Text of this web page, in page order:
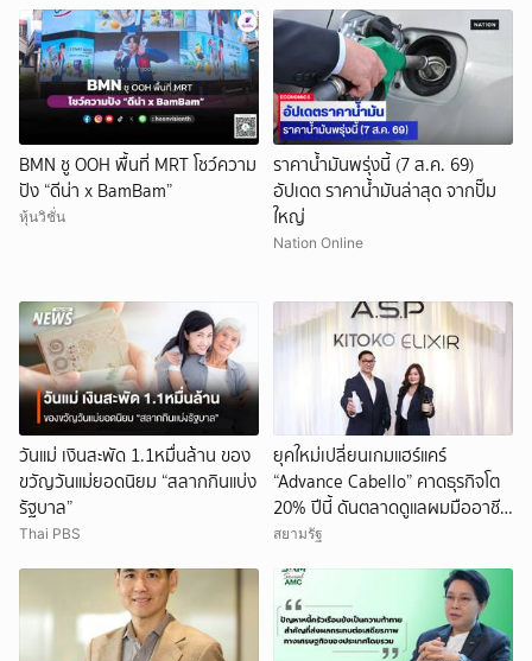
BMN ชู OOH พื้นที่ MRT โชว์ความ
ปัง “ดีน่า x BamBam”
หุ้นวิชั่น
ราคาน้ำมันพรุ่งนี้ (7 ส.ค. 69)
อัปเดต ราคาน้ำมันล่าสุด จากปั๊ม
ใหญ่
Nation Online
วันแม่ เงินสะพัด 1.1หมื่นล้าน ของ
ขวัญวันแม่ยอดนิยม “สลากกินแบ่ง
รัฐบาล”
Thai PBS
ยุคใหม่เปลี่ยนเกมแฮร์แคร์
“Advance Cabello” คาดธุรกิจโต
20% ปีนี้ ดันตลาดดูแลผมมืออาชีพ
พุ่ง
สยามรัฐ